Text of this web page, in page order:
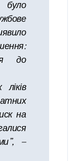
до
ліків
на
—